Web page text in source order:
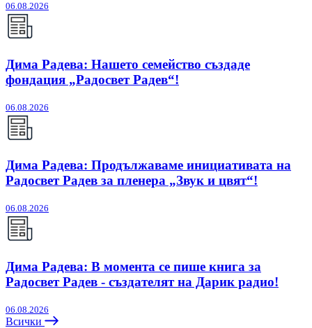
06.08.2026
Дима Радева: Нашето семейство създаде
фондация „Радосвет Радев“!
06.08.2026
Дима Радева: Продължаваме инициативата на
Радосвет Радев за пленера „Звук и цвят“!
06.08.2026
Дима Радева: В момента се пише книга за
Радосвет Радев - създателят на Дарик радио!
06.08.2026
Всички